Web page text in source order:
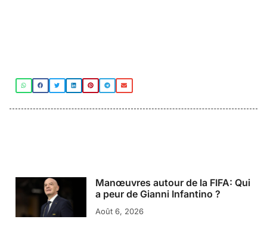
Manœuvres autour de la FIFA: Qui
a peur de Gianni Infantino ?
Août 6, 2026